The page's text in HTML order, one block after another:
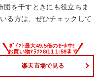
団を干すときにも役立ちま
る方は、ぜひチェックして
楽天市場で見る